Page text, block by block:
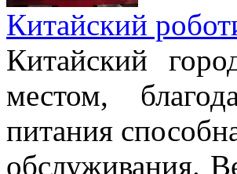
Китайский
Китайский
местом,
питания
обслуживания.